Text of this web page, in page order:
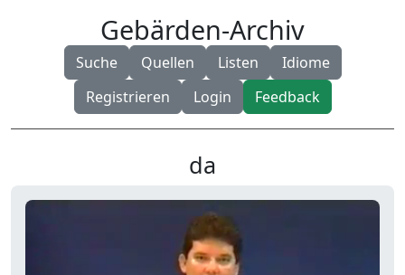
Gebärden-Archiv
Suche Quellen Listen
Idiome
Registrieren
Login Feedback
da